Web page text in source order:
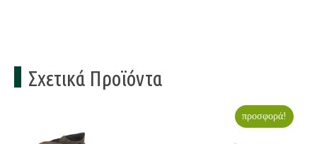
Σχετικά Προϊόντα
προσφορά!